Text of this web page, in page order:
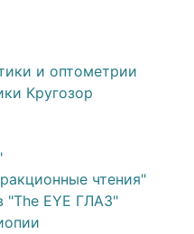
и оптометрии
Кругозор
чтения"
"The EYE ГЛАЗ"